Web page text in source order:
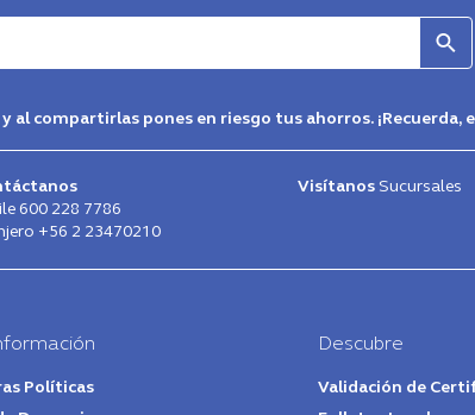
al compartirlas pones en riesgo tus ahorros.
600 228 7786
+56 2 23470210
Visítanos Sucursales
Políticas
Descubre
Validación de